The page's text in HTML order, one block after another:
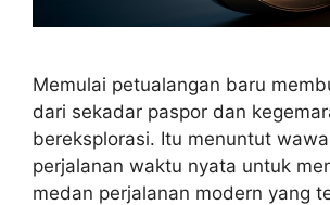
Memulai petualangan baru
dari sekadar paspor dan
bereksplorasi. Itu menuntut
perjalanan waktu nyata untuk
medan perjalanan modern yang